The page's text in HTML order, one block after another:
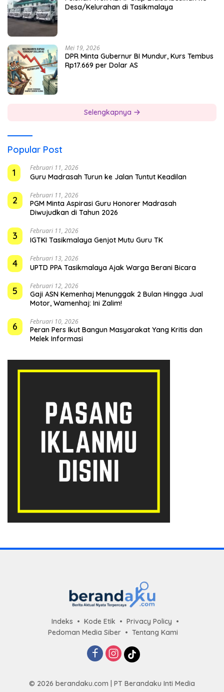
Desa/Kelurahan di Tasikmalaya
Mei 19, 2026
DPR Minta Gubernur BI Mundur, Kurs Tembus
Rp17.669 per Dolar AS
Selengkapnya
Popular Post
1
Februari 11, 2026
Guru Madrasah Turun ke Jalan Tuntut Keadilan
2 Februari 11, 2026
PGM Minta Aspirasi Guru Honorer Madrasah
Diwujudkan di Tahun 2026
3 Februari 11, 2026
IGTKI Tasikmalaya Genjot Mutu Guru TK
4 Februari 13, 2026
UPTD PPA Tasikmalaya Ajak Warga Berani Bicara
5 Februari 12, 2026
Gaji ASN Kemenhaj Menunggak 2 Bulan Hingga Jual
Motor, Wamenhaj: Ini Zalim!
6 Februari 10, 2026
Peran Pers Ikut Bangun Masyarakat Yang Kritis dan
Melek Informasi
Indeks Kode Etik
Privacy Policy
Pedoman Media Siber
Tentang Kami
© 2026 berandaku.com | PT Berandaku Inti Media